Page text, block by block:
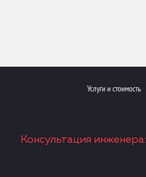
Услуги и стоимость
Консультация инженера: